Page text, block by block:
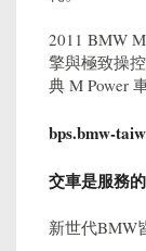
2011 BMW
擎與極致操
典 M Power
bps.bmw-
交車是服務
新世代BMW